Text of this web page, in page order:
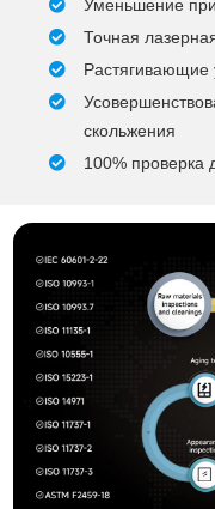
Уменьшение
Точная
Растягивающие
скольжения
100% проверка